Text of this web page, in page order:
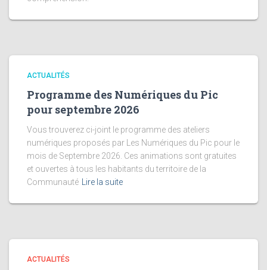
ACTUALITÉS
Programme des Numériques du Pic
pour septembre 2026
Vous trouverez ci-joint le programme des ateliers
numériques proposés par Les Numériques du Pic pour le
mois de Septembre 2026. Ces animations sont gratuites
et ouvertes à tous les habitants du territoire de la
Communauté
Lire la suite
ACTUALITÉS